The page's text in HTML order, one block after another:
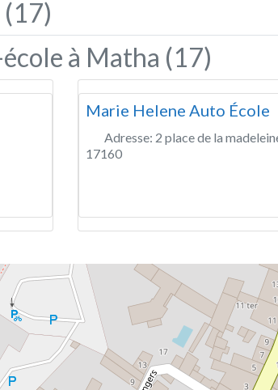
à Matha (17)
Marie Helene Auto École
Adresse: 2 place de la
17160